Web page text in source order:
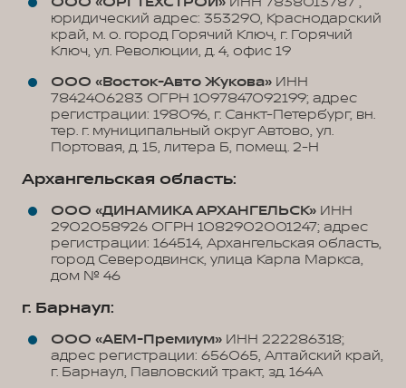
юридический адрес: 353290, Краснодарский
край, м. о. город Горячий Ключ, г. Горячий
Ключ, ул. Революции, д. 4, офис 19
ООО «Восток-Авто Жукова» ИНН
7842406283 ОГРН 1097847092199; адрес
регистрации: 198096, г. Санкт-Петербург, вн.
тер. г. муниципальный округ Автово, ул.
Портовая, д. 15, литера Б, помещ. 2-Н
Архангельская область:
ООО «ДИНАМИКА АРХАНГЕЛЬСК» ИНН
2902058926 ОГРН 1082902001247; адрес
регистрации: 164514, Архангельская область,
город Северодвинск, улица Карла Маркса,
дом № 46
г. Барнаул:
ООО «АЕМ-Премиум» ИНН 222286318;
адрес регистрации: 656065, Алтайский край,
г. Барнаул, Павловский тракт, зд. 164А